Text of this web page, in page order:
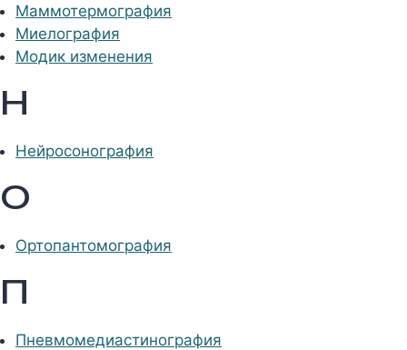
Маммотермография
Миелография
Модик изменения
Н
Нейросонография
О
Ортопантомография
П
Пневмомедиастинография